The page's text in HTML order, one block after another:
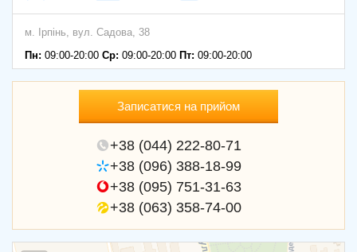
м. Ірпінь, вул. Садова, 38
Пн: 09:00-20:00 Ср: 09:00-20:00 Пт: 09:00-20:00
Записатися на прийом
+38 (044) 222-80-71
+38 (096) 388-18-99
+38 (095) 751-31-63
+38 (063) 358-74-00